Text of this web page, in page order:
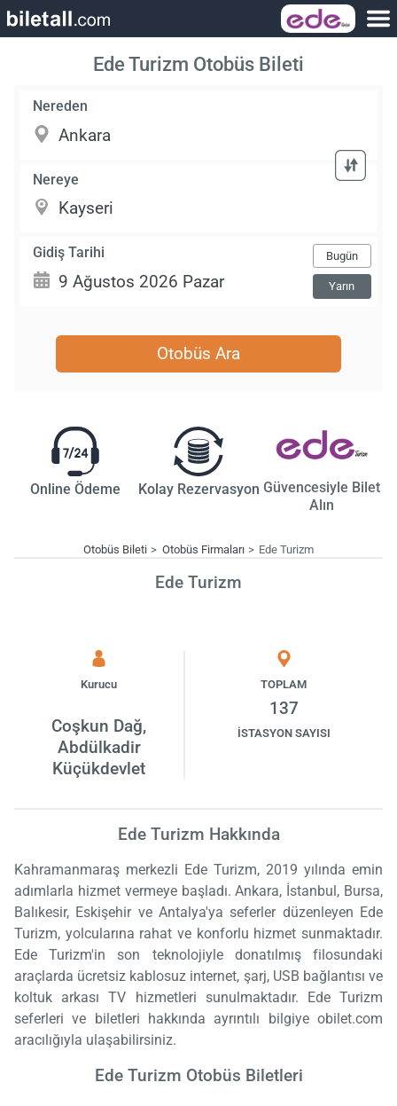
Ede Turizm Otobüs Bileti
Nereden
Nereye
Gidiş Tarihi Bugün
Yarın
Otobüs Ara
Online Ödeme Kolay Rezervasyon Güvencesiyle Bilet
Alın
Otobüs Bileti Otobüs Firmaları Ede Turizm
Ede Turizm
Kurucu
Coşkun Dağ,
Abdülkadir
Küçükdevlet
TOPLAM
137
İSTASYON SAYISI
Ede Turizm Hakkında
Kahramanmaraş merkezli Ede Turizm, 2019 yılında emin
adımlarla hizmet vermeye başladı. Ankara, İstanbul, Bursa,
Balıkesir, Eskişehir ve Antalya'ya seferler düzenleyen Ede
Turizm, yolcularına rahat ve konforlu hizmet sunmaktadır.
Ede Turizm'in son teknolojiyle donatılmış filosundaki
araçlarda ücretsiz kablosuz internet, şarj, USB bağlantısı ve
koltuk arkası TV hizmetleri sunulmaktadır. Ede Turizm
seferleri ve biletleri hakkında ayrıntılı bilgiye obilet.com
aracılığıyla ulaşabilirsiniz.
Ede Turizm Otobüs Biletleri